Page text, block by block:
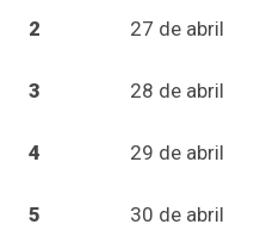
2
27 de abril
3
28 de abril
4
29 de abril
5
30 de abril